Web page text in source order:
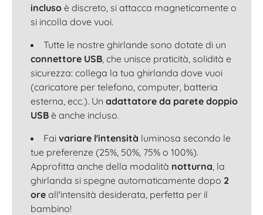
incluso è discreto, si attacca magneticamente o
si incolla dove vuoi.
Tutte le nostre ghirlande sono dotate di un
connettore USB, che unisce praticità, solidità e
sicurezza: collega la tua ghirlanda dove vuoi
(caricatore per telefono, computer, batteria
esterna, ecc.). Un adattatore da parete doppio
USB è anche incluso.
Fai variare l'intensità luminosa secondo le
tue preferenze (25%, 50%, 75% o 100%).
Approfitta anche della modalità notturna, la
ghirlanda si spegne automaticamente dopo 2
ore all'intensità desiderata, perfetta per il
bambino!